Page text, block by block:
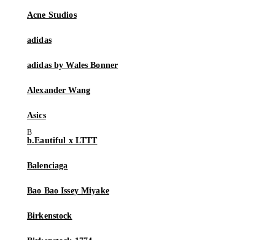
Acne Studios
adidas
adidas by Wales Bonner
Alexander Wang
Asics
b.Eautiful x LTTT
Balenciaga
Bao Bao Issey Miyake
Birkenstock